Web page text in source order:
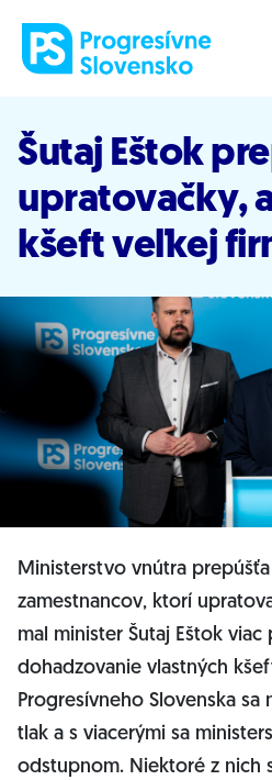
Šutaj Eštok
upratovačky,
kšeft veľkej
Ministerstvo vnútra
zamestnancov, ktorí
mal minister Šutaj Eštok viac
dohadzovanie vlastných
Progresívneho Slovenska
tlak a s viacerými sa
odstupnom. Niektoré z nich